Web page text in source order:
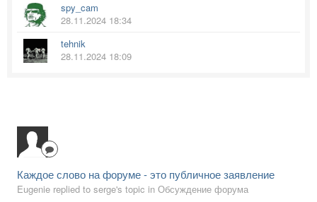
spy_cam
28.11.2024 18:34
tehnik
28.11.2024 18:09
Каждое слово на форуме - это публичное заявление
Eugenie replied to serge's topic in Обсуждение форума